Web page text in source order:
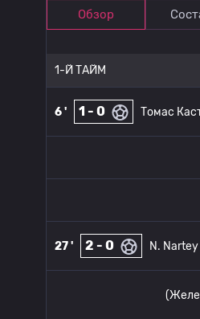
Обзор
1-Й ТАЙМ
6 ' 1 - 0 Томас
27 ' 2 - 0 N. Nartey